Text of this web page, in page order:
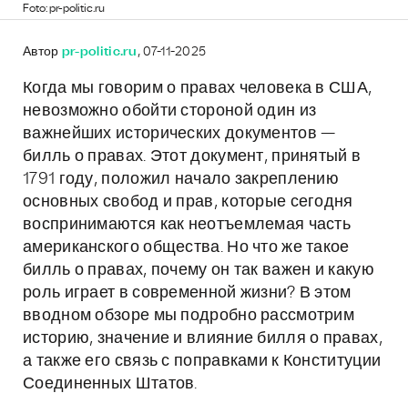
Foto: pr-politic.ru
Автор pr-politic.ru , 07-11-2025
Когда мы говорим о правах человека в США,
невозможно обойти стороной один из
важнейших исторических документов —
билль о правах. Этот документ, принятый в
1791 году, положил начало закреплению
основных свобод и прав, которые сегодня
воспринимаются как неотъемлемая часть
американского общества. Но что же такое
билль о правах, почему он так важен и какую
роль играет в современной жизни? В этом
вводном обзоре мы подробно рассмотрим
историю, значение и влияние билля о правах,
а также его связь с поправками к Конституции
Соединенных Штатов.